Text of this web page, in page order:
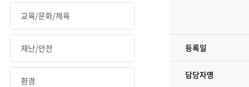
교육/문화/체육
재난/안전
환경
등록일
담당자명